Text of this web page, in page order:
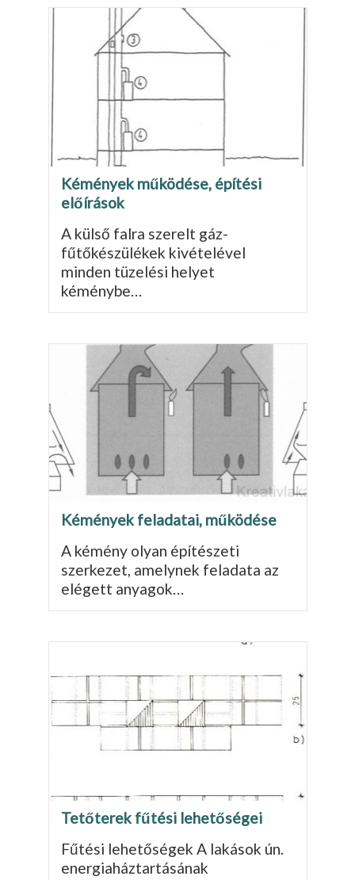
Kémények működése, építési
előírások
A külső falra szerelt gáz-
fűtőkészülékek kivételé­vel
minden tüzelési helyet
kéménybe…
Kémények feladatai, működése
A kémény olyan építészeti
szerkezet, amelynek feladata az
elégett anyagok…
Tetőterek fűtési lehetőségei
Fűtési lehetőségek A lakások ún.
energiaháztartásának